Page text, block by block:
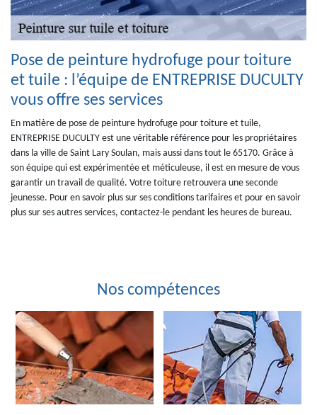
Pose de peinture hydrofuge pour toiture
et tuile : l’équipe de ENTREPRISE DUCULTY
vous offre ses services
En matière de pose de peinture hydrofuge pour toiture et tuile,
ENTREPRISE DUCULTY est une véritable référence pour les propriétaires
dans la ville de Saint Lary Soulan, mais aussi dans tout le 65170. Grâce à
son équipe qui est expérimentée et méticuleuse, il est en mesure de vous
garantir un travail de qualité. Votre toiture retrouvera une seconde
jeunesse. Pour en savoir plus sur ses conditions tarifaires et pour en savoir
plus sur ses autres services, contactez-le pendant les heures de bureau.
Nos compétences